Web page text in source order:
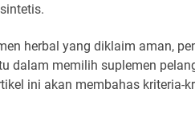
herbal yang diklaim aman,
dalam memilih suplemen
ini akan membahas kriteria-